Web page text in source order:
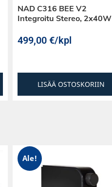
NAD C316 BEE V2
Integroitu Stereo, 2x40W
499,00 €/kpl
LISÄÄ OSTOSKORIIN
Ale!